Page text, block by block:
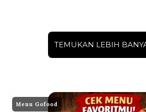
TEMUKAN LEBIH
Menu Gofood